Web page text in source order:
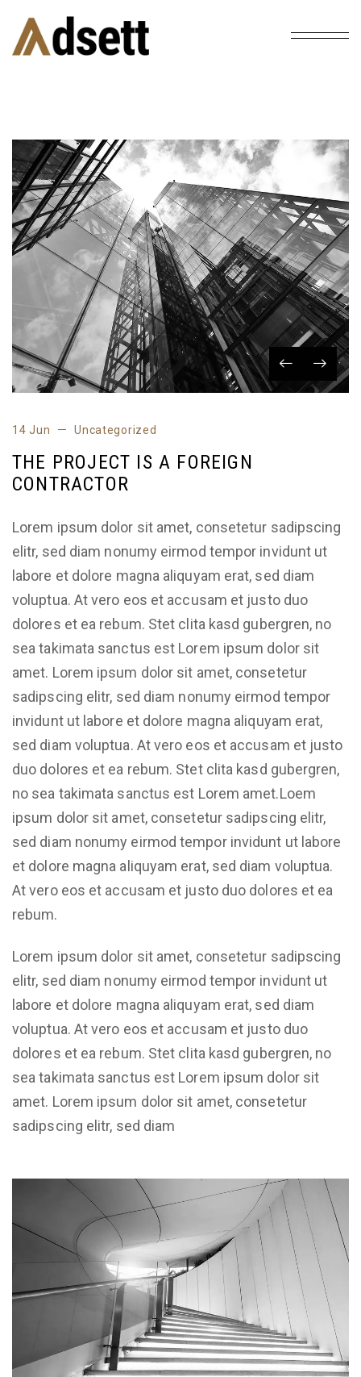
Home / Uncategorized
14 Jun Uncategorized
THE PROJECT IS A FOREIGN
CONTRACTOR
Lorem ipsum dolor sit amet, consetetur sadipscing
elitr, sed diam nonumy eirmod tempor invidunt ut
labore et dolore magna aliquyam erat, sed diam
voluptua. At vero eos et accusam et justo duo
dolores et ea rebum. Stet clita kasd gubergren, no
sea takimata sanctus est Lorem ipsum dolor sit
amet. Lorem ipsum dolor sit amet, consetetur
sadipscing elitr, sed diam nonumy eirmod tempor
invidunt ut labore et dolore magna aliquyam erat,
sed diam voluptua. At vero eos et accusam et justo
duo dolores et ea rebum. Stet clita kasd gubergren,
no sea takimata sanctus est Lorem amet.Loem
ipsum dolor sit amet, consetetur sadipscing elitr,
sed diam nonumy eirmod tempor invidunt ut labore
et dolore magna aliquyam erat, sed diam voluptua.
At vero eos et accusam et justo duo dolores et ea
rebum.
Lorem ipsum dolor sit amet, consetetur sadipscing
elitr, sed diam nonumy eirmod tempor invidunt ut
labore et dolore magna aliquyam erat, sed diam
voluptua. At vero eos et accusam et justo duo
dolores et ea rebum. Stet clita kasd gubergren, no
sea takimata sanctus est Lorem ipsum dolor sit
amet. Lorem ipsum dolor sit amet, consetetur
sadipscing elitr, sed diam